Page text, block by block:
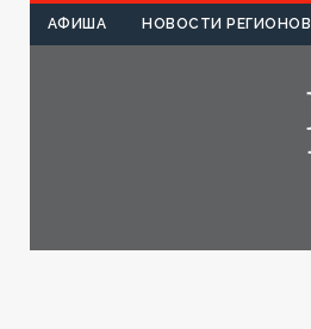
АФИША НОВОСТИ РЕГИОНОВ